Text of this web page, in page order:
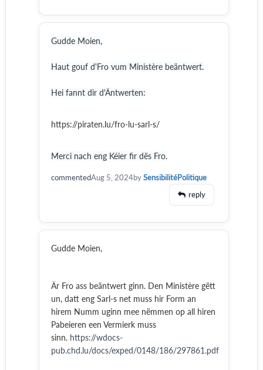
Gudde Moien,
Haut gouf d'Fro vum Ministère beäntwert.
Hei fannt dir d'Äntwerten:
https://piraten.lu/fro-lu-sarl-s/
Merci nach eng Kéier fir dës Fro.
commentedAug 5, 2024bySensibilitéPolitique
reply
Gudde Moien,
Är Fro ass beäntwert ginn. Den Ministère gëtt
un, datt eng Sarl-s net muss hir Form an
hirem Numm uginn mee nëmmen op all hiren
Pabeieren een Vermierk muss
sinn. https://wdocs-
pub.chd.lu/docs/exped/0148/186/297861.pdf